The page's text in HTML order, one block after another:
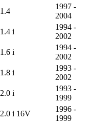
1.4
1997 -
2004
1.4 i
1994 -
2002
1.6 i
1994 -
2002
1.8 i
1993 -
2002
2.0 i
1993 -
1999
2.0 i 16V
1996 -
1999